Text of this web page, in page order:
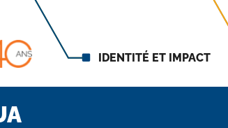
IDENTITÉ ET IMPACT